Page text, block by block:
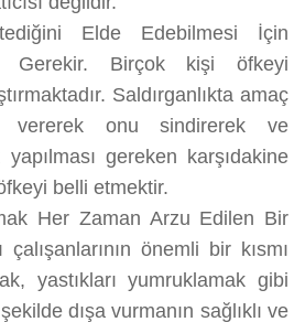
Elde Edebilmesi İçin
Gerekir. Birçok kişi öfkeyi
Saldırganlıkta amaç
vererek onu sindirerek ve
gereken karşıdakine
belli etmektir.
Her Zaman Arzu Edilen Bir
önemli bir kısmı
yastıkları yumruklamak gibi
dışa vurmanın sağlıklı ve